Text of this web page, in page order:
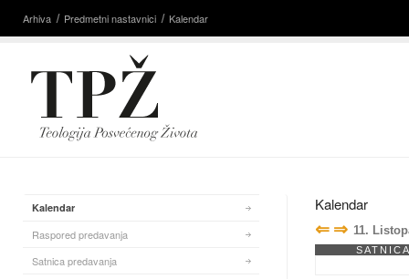
Arhiva Predmetni nastavnici Kalendar
Kalendar
⇐ ⇒ 11.
Kalendar
Raspored predavanja
Satnica predavanja